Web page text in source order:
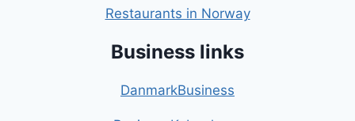
Restaurants in Norway
Business links
DanmarkBusiness